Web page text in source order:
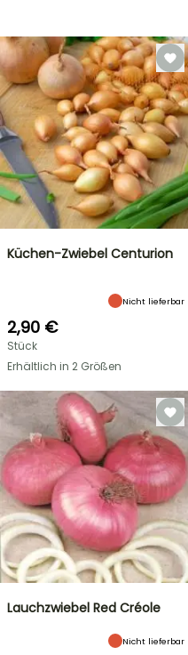
Küchen-Zwiebel Centurion
Nicht lieferbar
2,90 €
Stück
Erhältlich in 2 Größen
Lauchzwiebel Red Créole
Nicht lieferbar